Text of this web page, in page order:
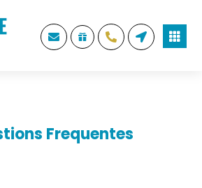
    
Frequentes